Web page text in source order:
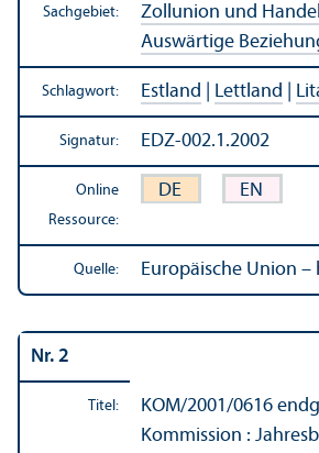
Sachgebiet: Zollunion und
Auswärtige
Schlagwort: Estland Lettland
Signatur: EDZ-002.1.2002
Online
Ressource:
DE EN
Quelle: Europäische Union
Nr. 2
Titel: KOM/2001/0616
Kommission :